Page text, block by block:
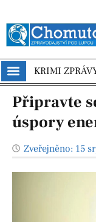
KRIMI
Připravte
úspory
Zveřejněno: 15